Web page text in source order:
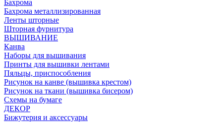
Бахрома
Бахрома металлизированная
Ленты шторные
Шторная фурнитура
ВЫШИВАНИЕ
Канва
Наборы для вышивания
Принты для вышивки лентами
Пяльцы, приспособления
Рисунок на канве (вышивка крестом)
Рисунок на ткани (вышивка бисером)
Схемы на бумаге
ДЕКОР
Бижутерия и аксессуары